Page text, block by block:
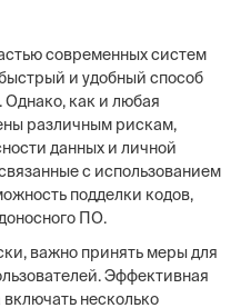
современных систем
и удобный способ
Однако, как и любая
различным рискам,
данных и личной
с использованием
подделки кодов,
ПО.
важно принять меры для
Эффективная
несколько